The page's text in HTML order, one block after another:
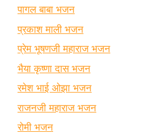
पागल बाबा भजन
प्रकाश माली भजन
प्रेम भूषणजी महाराज भजन
भैया कृष्णा दास भजन
रमेश भाई ओझा भजन
राजनजी महाराज भजन
रोमी भजन